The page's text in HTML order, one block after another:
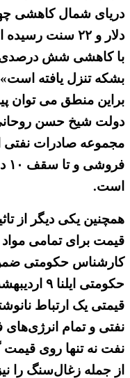
دلار و ۲۲ سنت
بشکه تنزل یافته
براین منطق می توان
دولت شیخ حسن
مجموعه صادرات نفتی
است.
همچنین یکی دیگر از
قیمت برای تمامی
کارشناس حکومتی ضمن
قیمتی یک ارتباط
نفتی و تمام
نفت نه تنها روی قیمت
از جمله زغال‌سنگ را